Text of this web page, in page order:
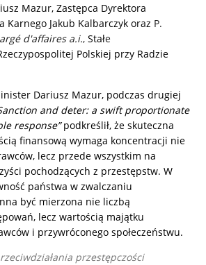
Mazur, Zastępca Dyrektora
Karnego Jakub Kalbarczyk oraz P.
d'affaires a.i., Stałe
Polskiej przy Radzie
Dariusz Mazur, podczas drugiej
and deter: a swift proportionate
response”podkreślił, że skuteczna
finansową wymaga koncentracji nie
lecz przede wszystkim na
pochodzących z przestępstw. W
państwa w zwalczaniu
być mierzona nie liczbą
lecz wartością majątku
i przywróconego społeczeństwu.
przestępczości